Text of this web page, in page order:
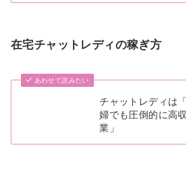
在宅チャットレディの稼ぎ方
あわせて読みたい
チャットレディは
婦でも圧倒的に高
業」